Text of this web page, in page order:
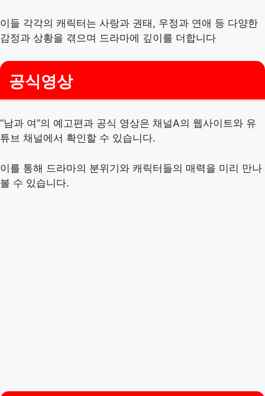
이들 각각의 캐릭터는 사랑과 권태, 우정과 연애 등 다양한
감정과 상황을 겪으며 드라마에 깊이를 더합니다
공식영상
“남과 여”의 예고편과 공식 영상은 채널A의 웹사이트와 유
튜브 채널에서 확인할 수 있습니다.
이를 통해 드라마의 분위기와 캐릭터들의 매력을 미리 만나
볼 수 있습니다.